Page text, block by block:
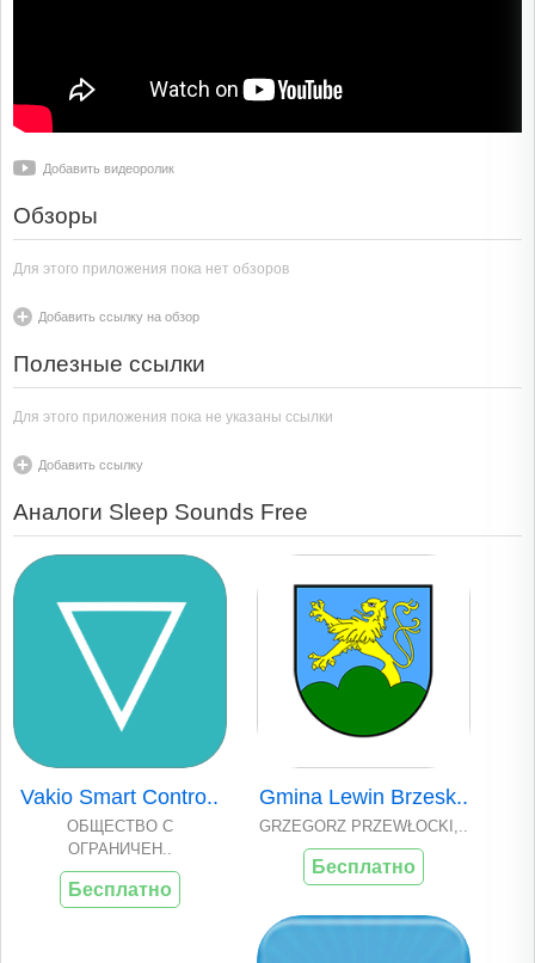
Добавить видеоролик
Обзоры
Для этого приложения пока нет обзоров
Добавить ссылку на обзор
Полезные ссылки
Для этого приложения пока не указаны ссылки
Добавить ссылку
Аналоги Sleep Sounds Free
Vakio Smart Contro..
ОБЩЕСТВО С
ОГРАНИЧЕН..
Бесплатно
Gmina Lewin Brzesk..
GRZEGORZ PRZEWŁOCKI,..
Бесплатно